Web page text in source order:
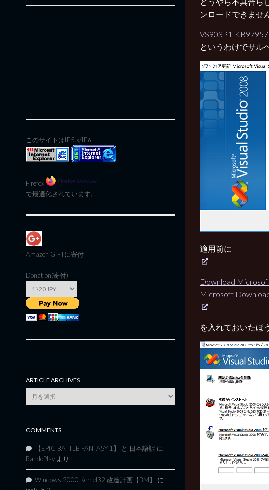
ンロードできません
VS90SP1-
というわけでサル
適用前に
Download
Microsoft
を入れておいたほ
このサイトはIE5.x/IE6
Firefox
で最適化されています。
Amazon GIFTに寄付
Donation(寄付)
ARTICLE ARCHIVES
Article
Archives
COMMENTS
【EPIC BATTLE FANTASY 1】 と 日本語訳 に
RandoPlay より
Windows 2000 Kernel32 改造計画【BM】
に